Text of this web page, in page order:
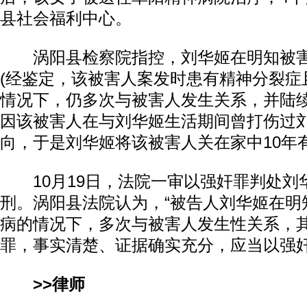
县社会福利中心。
涡阳县检察院指控，刘华姬在明知被
(经鉴定，该被害人案发时患有精神分裂
情况下，仍多次与被害人发生关系，并陆
因该被害人在与刘华姬生活期间曾打伤过
向，于是刘华姬将该被害人关在家中10年
10月19日，法院一审以强奸罪判处刘
刑。涡阳县法院认为，“被告人刘华姬在
病的情况下，多次与被害人发生性关系，
罪，事实清楚、证据确实充分，应当以强
>>律师